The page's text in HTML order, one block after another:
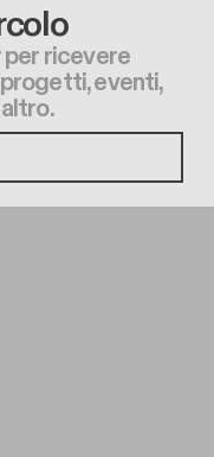
ricevere
eventi,